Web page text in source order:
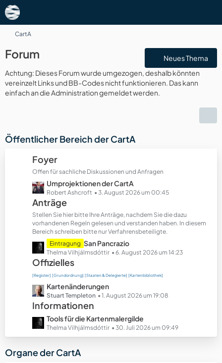
CartA
Forum
Neues Thema
Achtung: Dieses Forum wurde umgezogen, deshalb könnten
vereinzelt Links und BB-Codes nicht funktionieren. Das kann
einfach an die Administration gemeldet werden.
Öffentlicher Bereich der CartA
Foyer
Offen für sachliche Diskussionen und Anfragen
L
e
t
z
t
e
B
e
i
t
ä
g
e
Umprojektionen der CartA
Robert Ashcroft 3. August 2026 um 00:45
Anträge
Stellen Sie hier bitte Ihre Anträge, nachdem Sie die dazu
vorhandenen Regeln gelesen und verstanden haben. In diesem
Bereich schreiben bitte nur Verfahrensbeteiligte.
L
e
t
z
t
e
B
ä
Eintragung San Pancrazio
Thelma Vilhjálmsdóttir 6. August 2026 um 14:23
Offizielles
[Register] [Grundordnung] [Staaten & Delegierte] [Kartenbibliothek]
L
e
z
e
e
Kartenänderungen
Stuart Templeton 1. August 2026 um 19:08
Informationen
L
e
t
t
Tools für die Kartenmalergilde
Thelma Vilhjálmsdóttir 30. Juli 2026 um 09:49
Organe der CartA